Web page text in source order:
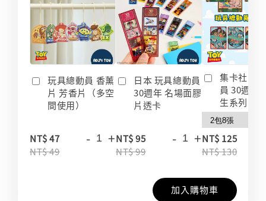
玩具總動員 香薰
片 芳香片（多空
間使用）
NT$ 47
NT$ 49
- +
日本 玩具總動員
30週年 名場面膠
片透卡
NT$ 95
NT$ 99
- +
集卡社 玩
員 30週年
生系列 收
NT$ 125
NT$ 130
加入購物車